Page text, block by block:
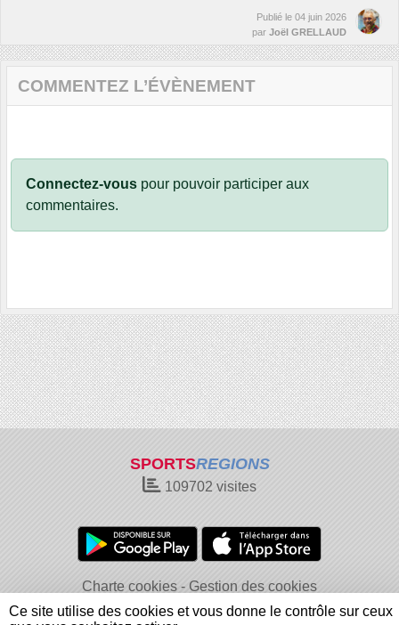
Publié le 04 juin 2026
par Joël GRELLAUD
COMMENTEZ L’ÉVÈNEMENT
Connectez-vous pour pouvoir participer aux
commentaires.
SPORTSREGIONS
109702 visites
Charte cookies
Gestion des cookies
Informations légales
Signaler un contenu inapproprié
Ce site utilise des cookies et vous donne le contrôle sur ceux